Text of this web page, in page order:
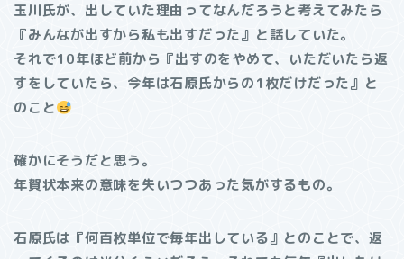
玉川氏が、出していた理由ってなんだろうと考えてみたら
『みんなが出すから私も出すだった』と話していた。
それで10年ほど前から『出すのをやめて、いただいたら返
すをしていたら、今年は石原氏からの1枚だけだった』と
のこと
確かにそうだと思う。
年賀状本来の意味を失いつつあった気がするもの。
石原氏は『何百枚単位で毎年出している』とのことで、返